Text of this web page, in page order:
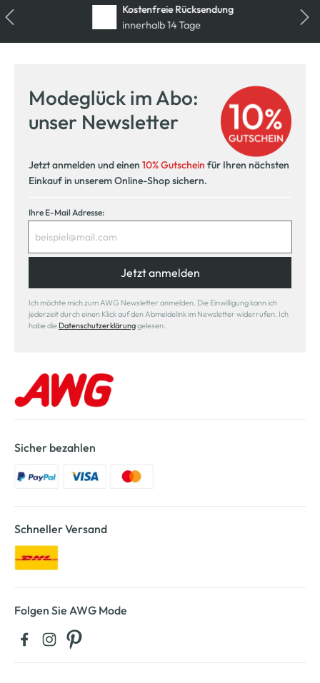
Kostenfreie Rücksendung
innerhalb 14 Tage
Modeglück im Abo:
unser Newsletter
Jetzt anmelden und einen 10% Gutschein für Ihren nächsten
Einkauf in unserem Online-Shop sichern.
Ihre E-Mail Adresse:
Jetzt anmelden
Ich möchte mich zum AWG Newsletter anmelden. Die Einwilligung kann ich
jederzeit durch einen Klick auf den Abmeldelink im Newsletter widerrufen. Ich
habe die Datenschutzerklärunggelesen.
Sicher bezahlen
Schneller Versand
Folgen Sie AWG Mode